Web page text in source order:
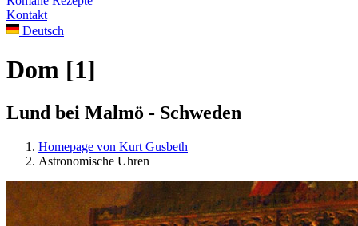
Kontakt
Deutsch
Dom [1]
Lund bei Malmö - Schweden
Homepage von Kurt Gusbeth
Astronomische Uhren